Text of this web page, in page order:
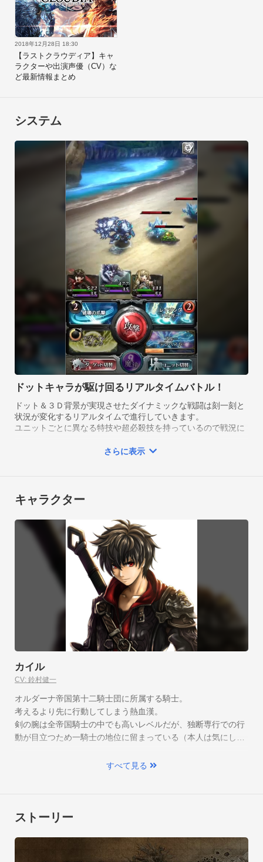
■やり込み要素満載の育成システム
強いキャラクターを多く集めるだけではなく、
好きなキャラクターを思う存分育てられるシステムを採用！
自分ならではの育成が行えるので、よりキャラクターに愛着が
持てる！
戦闘で使用可能なキャラクターは、バトル中はもちろん、
能力強化時やホーム画面などでも迫力のボイスを聞くことが可
豪華なキャストを公開予定！
・Android 4.4以上
・メモリ2GB以上
2018年12月28日 18:30
【ラストクラウディア】キャ
ラクターや出演声優（CV）な
ど最新情報まとめ
システム
ドットキャラが駆け回るリアルタイムバトル！
ドット＆３Ｄ背景が実現させたダイナミックな戦闘は刻一刻と
状況が変化するリアルタイムで進行していきます。
ユニットごとに異なる特技や超必殺技を持っているので戦況に
特技・超必殺技
各ユニットの特技は時間経過によって使用可能になります。強
力な特技の使用タイミングが戦況を左右するでしょう。
群！ド派手な演出だけでなく、ピンチを覆すほどの威力があり
さらに表示
キャラクター
カイル
CV: 鈴村健一
オルダーナ帝国第十二騎士団に所属する騎士。
考えるより先に行動してしまう熱血漢。
剣の腕は全帝国騎士の中でも高いレベルだが、独断専行での行
動が目立つため一騎士の地位に留まっている（本人は気にして
すべて見る
ストーリー